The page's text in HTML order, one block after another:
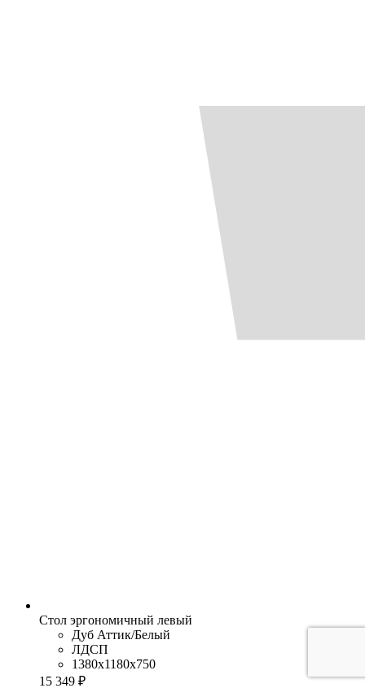
Стол эргономичный левый
Дуб Аттик/Белый
ЛДСП
1380x1180x750
15 349 ₽